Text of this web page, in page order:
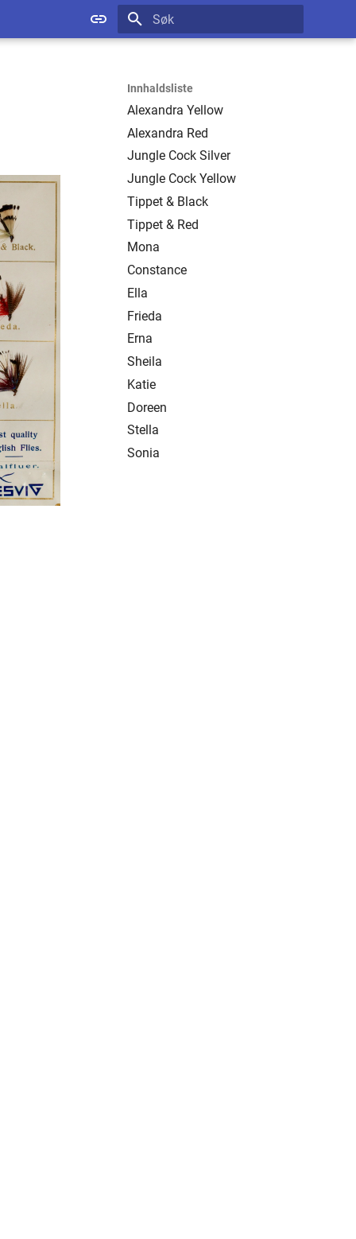
Innhaldsliste
Alexandra Yellow
Alexandra Red
Jungle Cock Silver
Jungle Cock Yellow
Tippet & Black
Tippet & Red
Mona
Constance
Ella
Frieda
Erna
Sheila
Katie
Doreen
Stella
Sonia